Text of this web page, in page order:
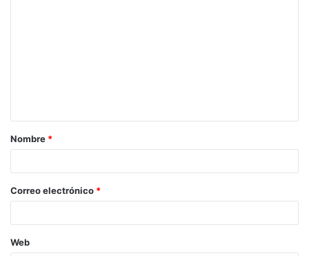
Nombre *
Correo electrónico *
Web